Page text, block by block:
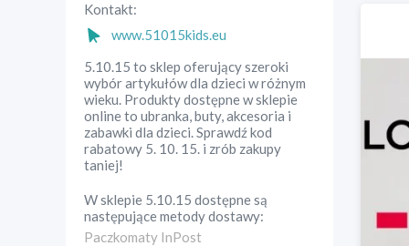
Kontakt:
www.51015kids.eu
5.10.15 to sklep oferujący szeroki
wybór artykułów dla dzieci w różnym
wieku. Produkty dostępne w sklepie
online to ubranka, buty, akcesoria i
zabawki dla dzieci. Sprawdź kod
rabatowy 5. 10. 15. i zrób zakupy
taniej!
W sklepie 5.10.15 dostępne są
następujące metody dostawy:
Paczkomaty InPost